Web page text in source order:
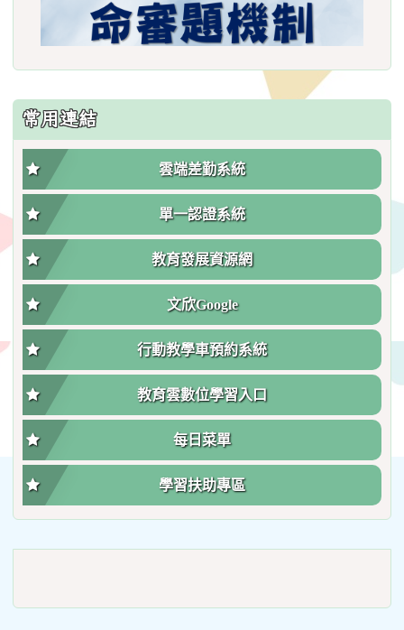
常用連結
雲端差勤系統
單一認證系統
教育發展資源網
文欣Google
行動教學車預約系統
教育雲數位學習入口
每日菜單
學習扶助專區